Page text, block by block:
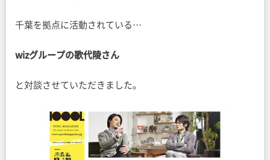
千葉を拠点に活動されている…
wizグループの歌代陵さん
と対談させていただきました。